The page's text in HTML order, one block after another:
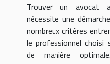
Trouver un avocat
nécessite une
nombreux critères
le professionnel choisi
de manière